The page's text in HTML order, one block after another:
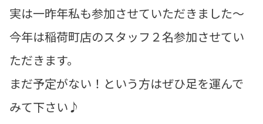
実は一昨年私も参加させていただきました～
今年は稲荷町店のスタッフ２名参加させてい
ただきます。
まだ予定がない！という方はぜひ足を運んで
みて下さい♪